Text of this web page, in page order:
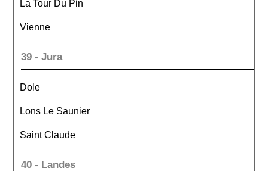
La Tour Du Pin
Vienne
39 - Jura
Dole
Lons Le Saunier
Saint Claude
40 - Landes